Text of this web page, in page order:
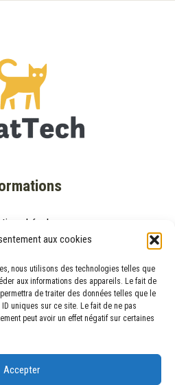
aux cookies
nous utilisons des technologies telles que
aux informations des appareils. Le fait de
de traiter des données telles que le
uniques sur ce site. Le fait de ne pas
peut avoir un effet négatif sur certaines
Accepter
Légales
de Confidentialité
de ChatTech
Nous
UN ANIMAL
des Animaux